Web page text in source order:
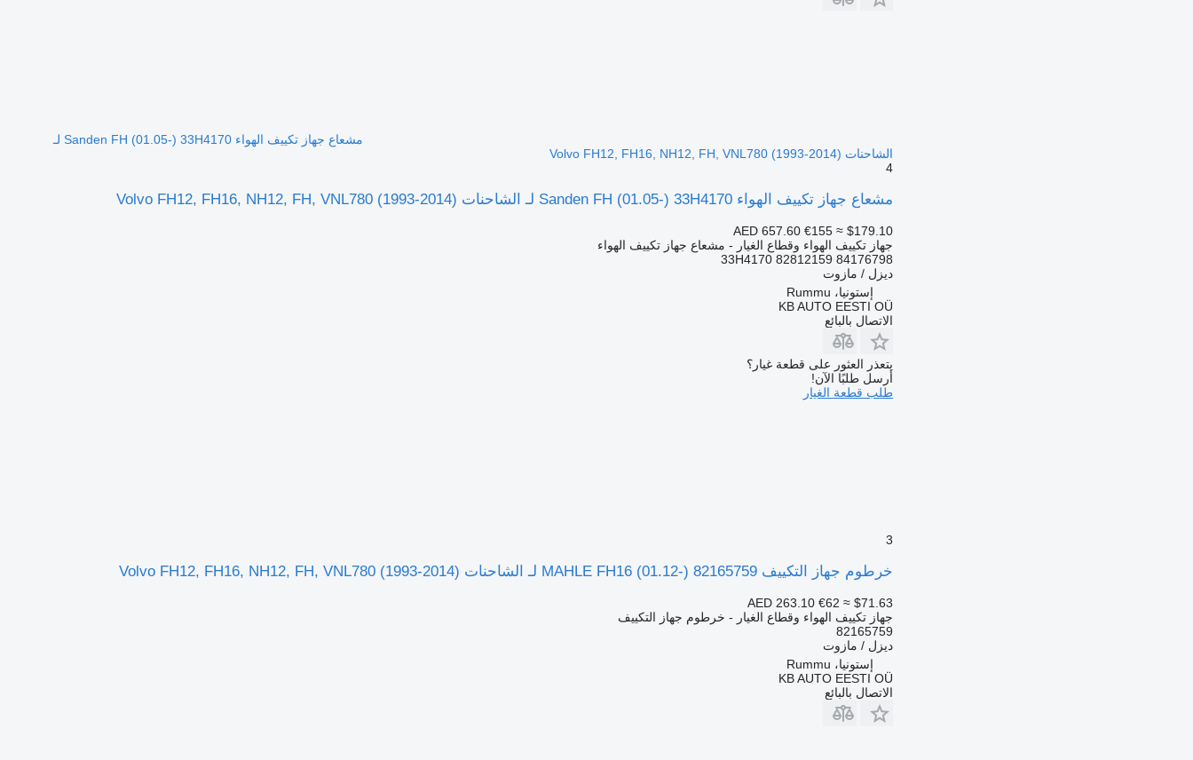
مشعاع جهاز تكييف الهواء Sanden FH (01.05-) 33H4170 لـ
الشاحنات Volvo FH12, FH16, NH12, FH, VNL780 (1993-2014)
4
مشعاع جهاز تكييف الهواء Sanden FH (01.05-) 33H4170 لـ الشاحنات Volvo FH12, FH16, NH12, FH, VNL780 (1993-2014)
AED 657.60 €155 ≈ $179.10
جهاز تكييف الهواء وقطاع الغيار - مشعاع جهاز تكييف الهواء
33H4170 82812159 84176798
ديزل / مازوت
إستونيا، Rummu
KB AUTO EESTI OÜ
الاتصال بالبائع
يتعذر العثور على قطعة غيار؟
أرسل طلبًا الآن!
طلب قطعة الغيار
3
خرطوم جهاز التكييف MAHLE FH16 (01.12-) 82165759 لـ الشاحنات Volvo FH12, FH16, NH12, FH, VNL780 (1993-2014)
AED 263.10 €62 ≈ $71.63
جهاز تكييف الهواء وقطاع الغيار - خرطوم جهاز التكييف
82165759
ديزل / مازوت
إستونيا، Rummu
KB AUTO EESTI OÜ
الاتصال بالبائع